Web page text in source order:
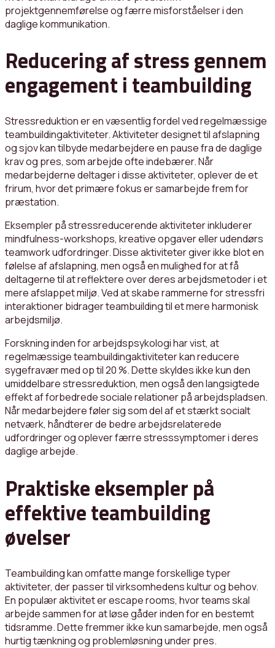
projektgennemførelse og færre misforståelser i den
daglige kommunikation.
Reducering af stress gennem
engagement i teambuilding
Stressreduktion er en væsentlig fordel ved regelmæssige
teambuildingaktiviteter. Aktiviteter designet til afslapning
og sjov kan tilbyde medarbejdere en pause fra de daglige
krav og pres, som arbejde ofte indebærer. Når
medarbejderne deltager i disse aktiviteter, oplever de et
frirum, hvor det primære fokus er samarbejde frem for
præstation.
Eksempler på stressreducerende aktiviteter inkluderer
mindfulness-workshops, kreative opgaver eller udendørs
teamwork udfordringer. Disse aktiviteter giver ikke blot en
følelse af afslapning, men også en mulighed for at få
deltagerne til at reflektere over deres arbejdsmetoder i et
mere afslappet miljø. Ved at skabe rammerne for stressfri
interaktioner bidrager teambuilding til et mere harmonisk
arbejdsmiljø.
Forskning inden for arbejdspsykologi har vist, at
regelmæssige teambuildingaktiviteter kan reducere
sygefravær med op til 20 %. Dette skyldes ikke kun den
umiddelbare stressreduktion, men også den langsigtede
effekt af forbedrede sociale relationer på arbejdspladsen.
Når medarbejdere føler sig som del af et stærkt socialt
netværk, håndterer de bedre arbejdsrelaterede
udfordringer og oplever færre stresssymptomer i deres
daglige arbejde.
Praktiske eksempler på
effektive teambuilding
øvelser
Teambuilding kan omfatte mange forskellige typer
aktiviteter, der passer til virksomhedens kultur og behov.
En populær aktivitet er escape rooms, hvor teams skal
arbejde sammen for at løse gåder inden for en bestemt
tidsramme. Dette fremmer ikke kun samarbejde, men også
hurtig tænkning og problemløsning under pres.